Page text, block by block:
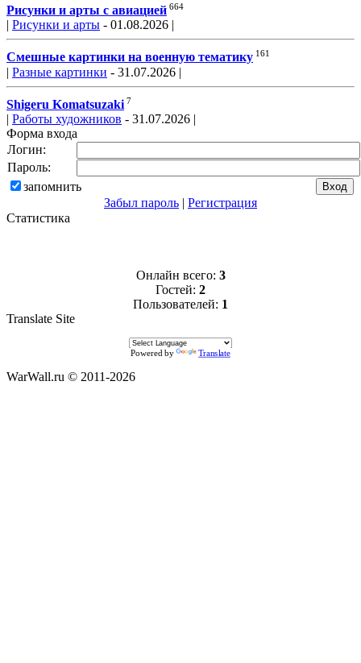
Рисунки и арты с авиацией 664
| Рисунки и арты - 01.08.2026 |
Смешные картинки на военную тематику 161
| Разные картинки - 31.07.2026 |
Shigeru Komatsuzaki 7
| Работы художников - 31.07.2026 |
Форма входа
Логин:
Пароль:
запомнить
Забыл пароль | Регистрация
Статистика
Онлайн всего: 3
Гостей: 2
Пользователей: 1
Translate Site
Powered by Translate
WarWall.ru © 2011-2026